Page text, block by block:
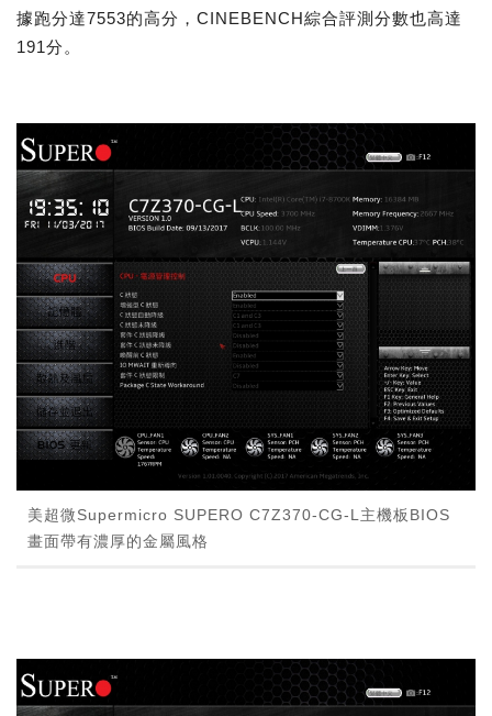
據跑分達7553的高分，CINEBENCH綜合評測分數也高達
191分。
美超微Supermicro SUPERO C7Z370-CG-L主機板BIOS
畫面帶有濃厚的金屬風格